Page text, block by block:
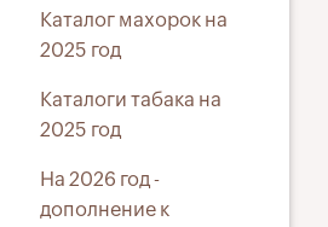
Каталог махорок на
2025 год
Каталоги табака на
2025 год
На 2026 год -
дополнение к